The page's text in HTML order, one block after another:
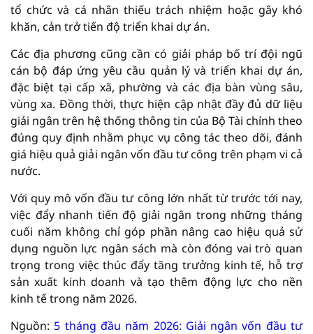
tổ chức và cá nhân thiếu trách nhiệm hoặc gây khó
khăn, cản trở tiến độ triển khai dự án.
Các địa phương cũng cần có giải pháp bố trí đội ngũ
cán bộ đáp ứng yêu cầu quản lý và triển khai dự án,
đặc biệt tại cấp xã, phường và các địa bàn vùng sâu,
vùng xa. Đồng thời, thực hiện cập nhật đầy đủ dữ liệu
giải ngân trên hệ thống thông tin của Bộ Tài chính theo
đúng quy định nhằm phục vụ công tác theo dõi, đánh
giá hiệu quả giải ngân vốn đầu tư công trên phạm vi cả
nước.
Với quy mô vốn đầu tư công lớn nhất từ trước tới nay,
việc đẩy nhanh tiến độ giải ngân trong những tháng
cuối năm không chỉ góp phần nâng cao hiệu quả sử
dụng nguồn lực ngân sách mà còn đóng vai trò quan
trọng trong việc thúc đẩy tăng trưởng kinh tế, hỗ trợ
sản xuất kinh doanh và tạo thêm động lực cho nền
kinh tế trong năm 2026.
Nguồn: 5 tháng đầu năm 2026: Giải ngân vốn đầu tư